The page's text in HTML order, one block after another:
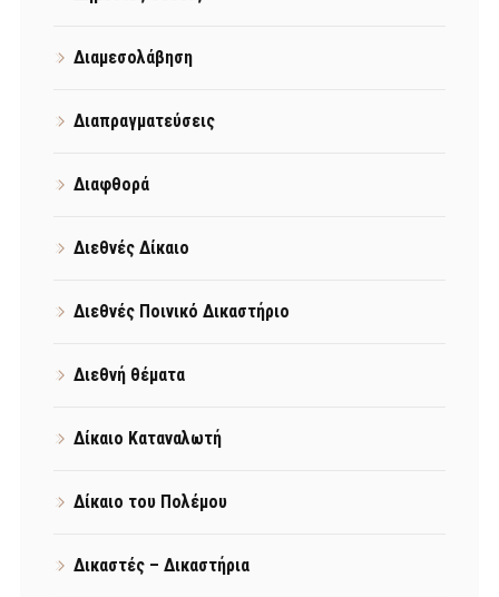
Διαμεσολάβηση
Διαπραγματεύσεις
Διαφθορά
Διεθνές Δίκαιο
Διεθνές Ποινικό Δικαστήριο
Διεθνή θέματα
Δίκαιο Καταναλωτή
Δίκαιο του Πολέμου
Δικαστές – Δικαστήρια